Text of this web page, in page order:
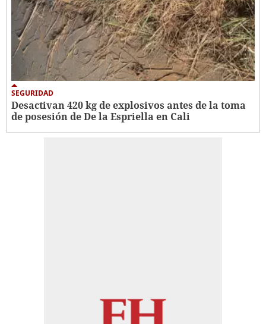
SEGURIDAD
Desactivan 420 kg de explosivos antes de la toma
de posesión de De la Espriella en Cali